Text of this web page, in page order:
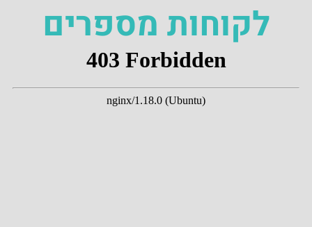
לקוחות מספרים